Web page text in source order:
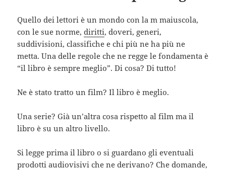
Quello dei lettori è un mondo con la m maiuscola,
con le sue norme,diritti, doveri, generi,
suddivisioni, classifiche e chi più ne ha più ne
metta. Una delle regole che ne regge le fondamenta è
“il libro è sempre meglio”. Di cosa? Di tutto!
Ne è stato tratto un film? Il libro è meglio.
Una serie? Già un’altra cosa rispetto al film ma il
libro è su un altro livello.
Si legge prima il libro o si guardano gli eventuali
prodotti audiovisivi che ne derivano? Che domande,